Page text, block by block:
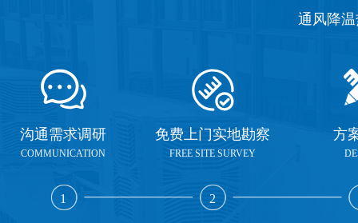
通风降
沟通需求调研
COMMUNICATION
1
免费上门实地勘察
FREE SITE SURVEY
2
方